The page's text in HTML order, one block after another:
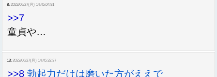
8: 2022/06/27(月) 14:45:04.91
>>7
童貞や…
13: 2022/06/27(月) 14:45:32.37
>>8 勃起力だけは磨いた方がええで